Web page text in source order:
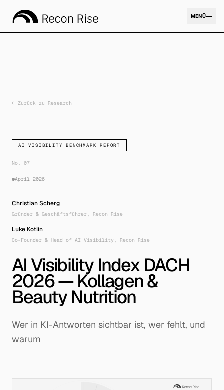
MENÜ
03Research
Kontakt
System Node
RR-DUS-026
Protocol
AEO/GEO-V1
© Recon Rise Systems – 2026 Active Link
← Zurück zu Research
AI VISIBILITY BENCHMARK REPORT
No. 07
April 2026
Christian Scherg
Gründer & Geschäftsführer, Recon Rise
Luke Kotlin
Co-Founder & Head of AI Visibility, Recon Rise
AI Visibility Index DACH
2026 — Kollagen &
Beauty Nutrition
Wer in KI-Antworten sichtbar ist, wer fehlt, und
warum